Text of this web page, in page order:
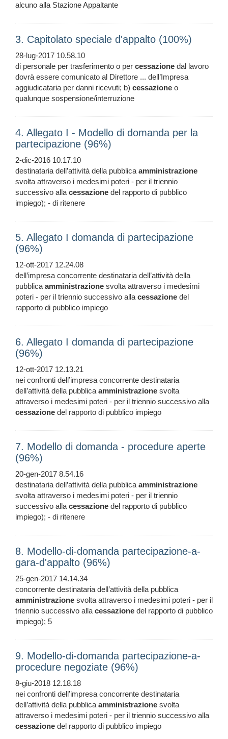
alcuno alla Stazione Appaltante
3. Capitolato speciale d'appalto (100%)
28-lug-2017 10.58.10
di personale per trasferimento o per cessazione dal lavoro
dovrà essere comunicato al Direttore ... dell’Impresa
aggiudicataria per danni ricevuti; b) cessazione o
qualunque sospensione/interruzione
4. Allegato I - Modello di domanda per la
partecipazione (96%)
2-dic-2016 10.17.10
destinataria dell’attività della pubblicaamministrazione
svolta attraverso i medesimi poteri - per il triennio
successivo allacessazione del rapporto di pubblico
impiego); - di ritenere
5. Allegato I domanda di partecipazione
(96%)
12-ott-2017 12.24.08
dell’impresa concorrente destinataria dell’attività della
pubblicaamministrazione svolta attraverso i medesimi
poteri - per il triennio successivo allacessazione del
rapporto di pubblico impiego
6. Allegato I domanda di partecipazione
(96%)
12-ott-2017 12.13.21
nei confronti dell’impresa concorrente destinataria
dell’attività della pubblicaamministrazione svolta
attraverso i medesimi poteri - per il triennio successivo alla
cessazione del rapporto di pubblico impiego
7. Modello di domanda - procedure aperte
(96%)
20-gen-2017 8.54.16
destinataria dell’attività della pubblicaamministrazione
svolta attraverso i medesimi poteri - per il triennio
successivo allacessazione del rapporto di pubblico
impiego); - di ritenere
8. Modello-di-domanda partecipazione-a-
gara-d'appalto (96%)
25-gen-2017 14.14.34
concorrente destinataria dell’attività della pubblica
amministrazione svolta attraverso i medesimi poteri - per il
triennio successivo allacessazione del rapporto di pubblico
impiego); 5
9. Modello-di-domanda partecipazione-a-
procedure negoziate (96%)
8-giu-2018 12.18.18
nei confronti dell’impresa concorrente destinataria
dell’attività della pubblicaamministrazione svolta
attraverso i medesimi poteri - per il triennio successivo alla
cessazione del rapporto di pubblico impiego